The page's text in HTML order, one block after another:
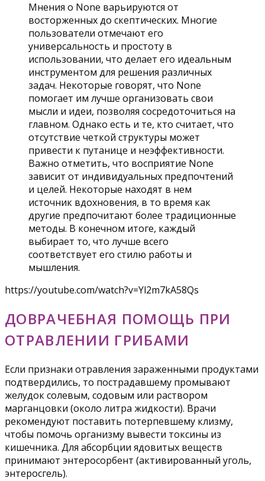
Мнения о None варьируются от
восторженных до скептических. Многие
пользователи отмечают его
универсальность и простоту в
использовании, что делает его идеальным
инструментом для решения различных
задач. Некоторые говорят, что None
помогает им лучше организовать свои
мысли и идеи, позволяя сосредоточиться на
главном. Однако есть и те, кто считает, что
отсутствие четкой структуры может
привести к путанице и неэффективности.
Важно отметить, что восприятие None
зависит от индивидуальных предпочтений
и целей. Некоторые находят в нем
источник вдохновения, в то время как
другие предпочитают более традиционные
методы. В конечном итоге, каждый
выбирает то, что лучше всего
соответствует его стилю работы и
мышления.
https://youtube.com/watch?v=Yl2m7kA58Qs
ДОВРАЧЕБНАЯ ПОМОЩЬ ПРИ
ОТРАВЛЕНИИ ГРИБАМИ
Если признаки отравления зараженными продуктами
подтвердились, то пострадавшему промывают
желудок солевым, содовым или раствором
марганцовки (около литра жидкости). Врачи
рекомендуют поставить потерпевшему клизму,
чтобы помочь организму вывести токсины из
кишечника. Для абсорбции ядовитых веществ
принимают энтеросорбент (активированный уголь,
энтеросгель).